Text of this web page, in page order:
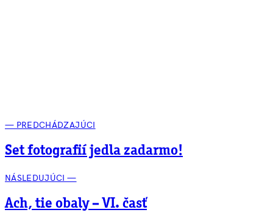
— PREDCHÁDZAJÚCI
Set fotografií jedla zadarmo!
NÁSLEDUJÚCI —
Ach, tie obaly – VI. časť